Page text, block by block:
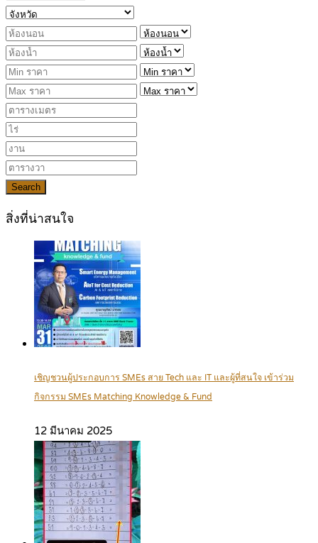
Search
สิ่งที่น่าสนใจ
เชิญชวนผู้ประกอบการ SMEs สาย Tech และ IT และผู้ที่สนใจ เข้าร่วม
กิจกรรม SMEs Matching Knowledge & Fund
12 มีนาคม 2025